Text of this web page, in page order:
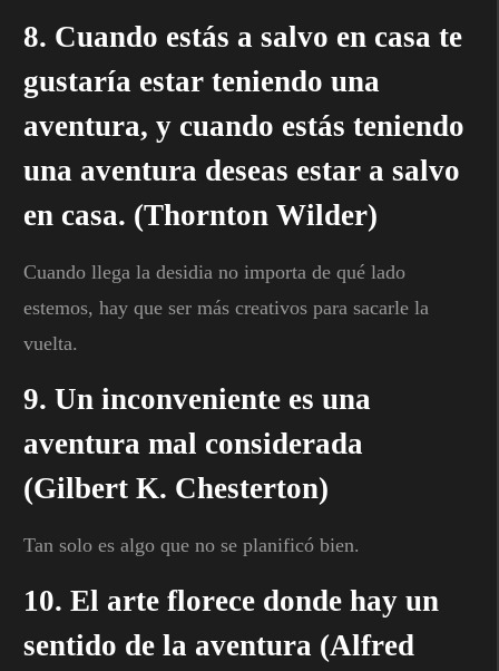
8. Cuando estás a salvo en casa te
gustaría estar teniendo una
aventura, y cuando estás teniendo
una aventura deseas estar a salvo
en casa. (Thornton Wilder)
Cuando llega la desidia no importa de qué lado
estemos, hay que ser más creativos para sacarle la
vuelta.
9. Un inconveniente es una
aventura mal considerada
(Gilbert K. Chesterton)
Tan solo es algo que no se planificó bien.
10. El arte florece donde hay un
sentido de la aventura (Alfred